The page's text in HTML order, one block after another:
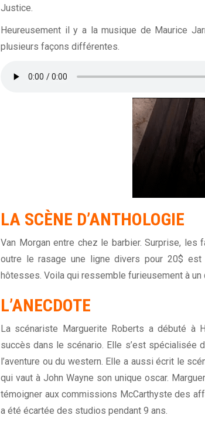
Justice.
Heureusement il y a la musique de Maurice
plusieurs façons différentes.
LA SCÈNE D’ANTHOLOGIE
Van Morgan entre chez le barbier. Surprise,
outre le rasage une ligne divers pour 20$ est
hôtesses. Voila qui ressemble furieusement à un
L’ANECDOTE
La scénariste Marguerite Roberts a débuté à
succès dans le scénario. Elle s’est spécialisée
l’aventure ou du western. Elle a aussi écrit le
qui vaut à John Wayne son unique oscar.
témoigner aux commissions McCarthyste des
a été écartée des studios pendant 9 ans.